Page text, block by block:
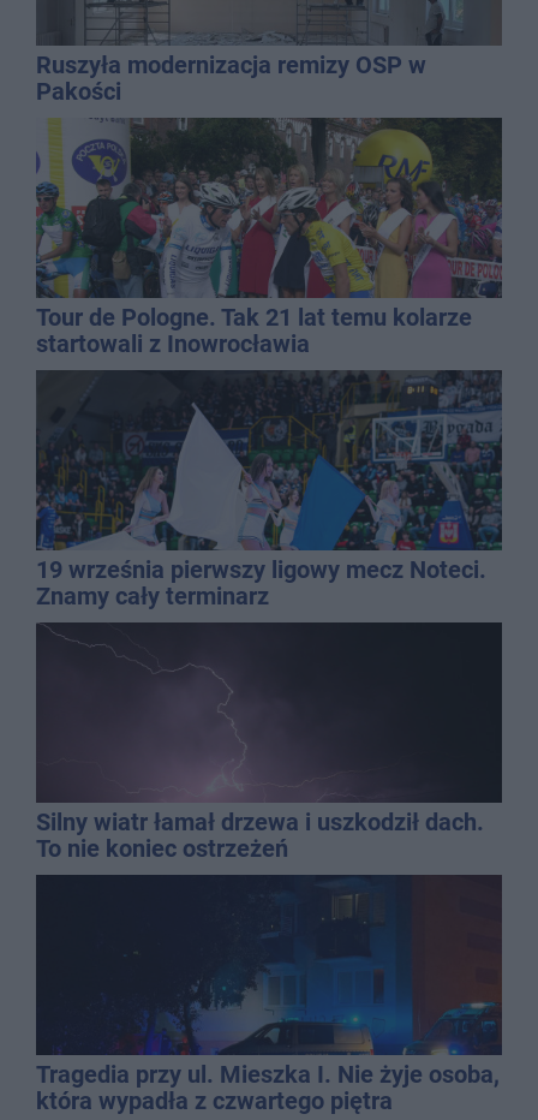
Ruszyła modernizacja remizy OSP w
Pakości
Tour de Pologne. Tak 21 lat temu kolarze
startowali z Inowrocławia
19 września pierwszy ligowy mecz Noteci.
Znamy cały terminarz
Silny wiatr łamał drzewa i uszkodził dach.
To nie koniec ostrzeżeń
Tragedia przy ul. Mieszka I. Nie żyje osoba,
która wypadła z czwartego piętra